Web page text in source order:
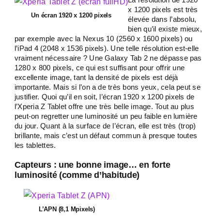
Un écran 1920 x 1200 pixels
x 1200 pixels est très
élevée dans l’absolu,
bien qu’il existe mieux,
par exemple avec la Nexus 10 (2560 x 1600 pixels) ou
l’iPad 4 (2048 x 1536 pixels). Une telle résolution est-elle
vraiment nécessaire ? Une Galaxy Tab 2 ne dépasse pas
1280 x 800 pixels, ce qui est suffisant pour offrir une
excellente image, tant la densité de pixels est déjà
importante. Mais si l’on a de très bons yeux, cela peut se
justifier. Quoi qu’il en soit, l’écran 1920 x 1200 pixels de
l’Xperia Z Tablet offre une très belle image. Tout au plus
peut-on regretter une luminosité un peu faible en lumière
du jour. Quant à la surface de l’écran, elle est très (trop)
brillante, mais c’est un défaut commun à presque toutes
les tablettes.
Capteurs : une bonne image… en forte
luminosité (comme d’habitude)
L’APN (8,1 Mpixels)